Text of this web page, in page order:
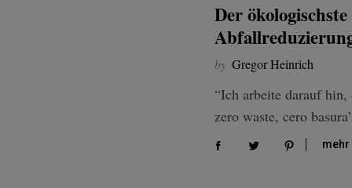
Der
by Gregor Heinrich
“Ich arbeite darauf
zero waste, cero
mehr